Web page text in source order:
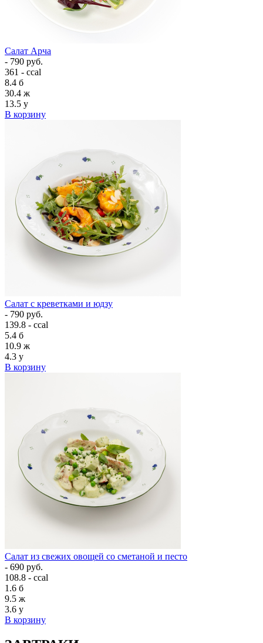
Салат Арча
- 790 руб.
361 - ccal
8.4 б
30.4 ж
13.5 у
В корзину
Салат с креветками и юдзу
- 790 руб.
139.8 - ccal
5.4 б
10.9 ж
4.3 у
В корзину
Салат из свежих овощей со сметаной и песто
- 690 руб.
108.8 - ccal
1.6 б
9.5 ж
3.6 у
В корзину